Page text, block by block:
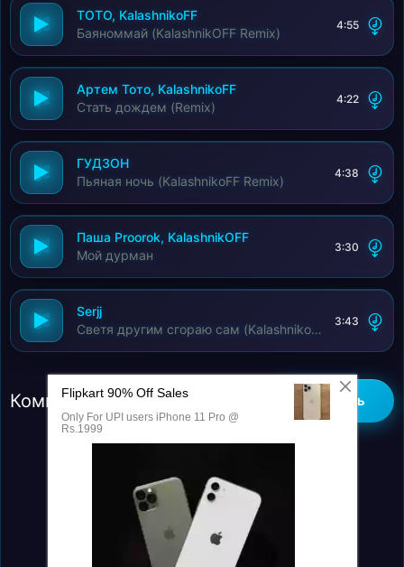
Догорит день
Что с собой заберём Саншайн
Что с собой заберём Саншайн
Тёплый ветер тёплый вайб
Тёплый ветер тёплый вайб
Я любил ты ни нет ни да
Я любил ты ни нет ни да
Обманула подвела
Обманула подвела
Задурманит голову окаянная
В поле больше не ходи
Не зови меня
TOTO, KalashnikoFF
Баяноммай (KalashnikOFF Remix)
4:55
Артем Тото, KalashnikoFF
Стать дождем (Remix)
4:22
ГУДЗОН
Пьяная ночь (KalashnikoFF Remix)
4:38
Паша Proorok, KalashnikOFF
Мой дурман
3:30
Serjj
Светя другим сгораю сам (KalashnikoFF Mix)
3:43
Комментарии (0) Добавить